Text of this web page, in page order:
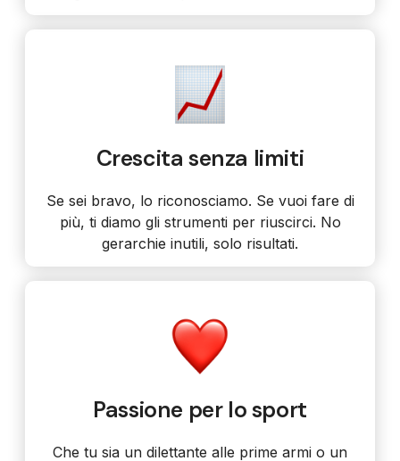
Crescita senza limiti
Se sei bravo, lo riconosciamo. Se vuoi fare di
più, ti diamo gli strumenti per riuscirci. No
gerarchie inutili, solo risultati.
Passione per lo sport
Che tu sia un dilettante alle prime armi o un